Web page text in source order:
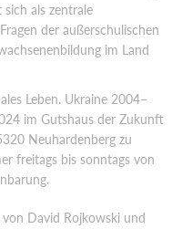
sich als zentrale
der außerschulischen
im Land
Leben. Ukraine 2004–
im Gutshaus der Zukunft
Neuhardenberg zu
freitags bis sonntags von
David Rojkowski und